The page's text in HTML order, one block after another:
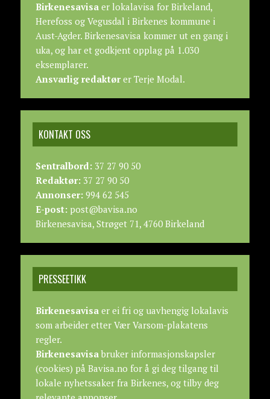
Birkenesavisaer lokalavisa for Birkeland,
Herefoss og Vegusdal i Birkenes kommune i
Aust-Agder. Birkenesavisa kommer ut en gang i
uka, og har et godkjent opplag på 1.030
eksemplarer.
Ansvarlig redaktører Terje Modal.
KONTAKT OSS
Sentralbord:37 27 90 50
Redaktør:37 27 90 50
Annonser:994 62 545
E-post:post@bavisa.no
Birkenesavisa, Strøget 71, 4760 Birkeland
PRESSEETIKK
Birkenesavisaer ei fri og uavhengig lokalavis
som arbeider etter Vær Varsom-plakatens
regler.
Birkenesavisabruker informasjonskapsler
(cookies) på Bavisa.no for å gi deg tilgang til
lokale nyhetssaker fra Birkenes, og tilby deg